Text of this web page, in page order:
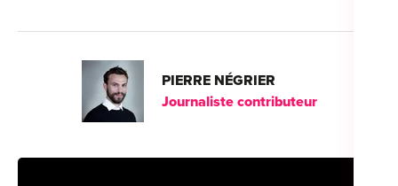
PIERRE NÉGRIER
Journaliste contributeur